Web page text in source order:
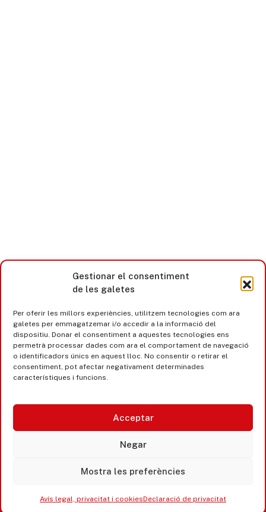
Gestionar el consentiment
de les galetes
Per oferir les millors experiències, utilitzem tecnologies com ara
galetes per emmagatzemar i/o accedir a la informació del
dispositiu. Donar el consentiment a aquestes tecnologies ens
permetrà processar dades com ara el comportament de navegació
o identificadors únics en aquest lloc. No consentir o retirar el
consentiment, pot afectar negativament determinades
característiques i funcions.
Acceptar
Negar
Mostra les preferències
Avís legal, privacitat i cookiesDeclaració de privacitat
Castell d’Aro · Platja d’Aro · S’Agaró
365 www.platjadaro